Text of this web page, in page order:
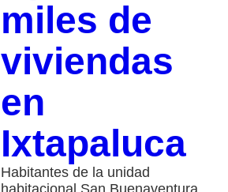
miles de
viviendas
en
Ixtapaluca
Habitantes de la unidad
habitacional San Buenaventura